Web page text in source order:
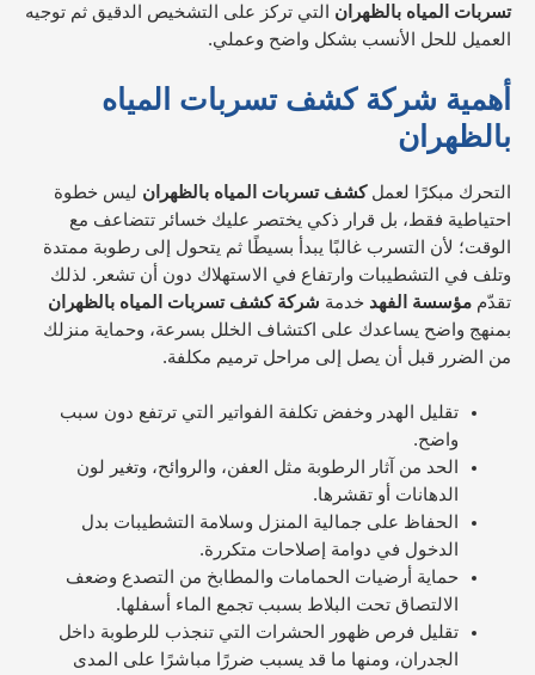
تسربات المياه بالظهران التي تركز على التشخيص الدقيق ثم توجيه
العميل للحل الأنسب بشكل واضح وعملي.
أهمية شركة كشف تسربات المياه
بالظهران
التحرك مبكرًا لعملكشف تسربات المياه بالظهران ليس خطوة
احتياطية فقط، بل قرار ذكي يختصر عليك خسائر تتضاعف مع
الوقت؛ لأن التسرب غالبًا يبدأ بسيطًا ثم يتحول إلى رطوبة ممتدة
وتلف في التشطيبات وارتفاع في الاستهلاك دون أن تشعر. لذلك
تقدّم مؤسسة الفهد خدمة شركة كشف تسربات المياه بالظهران
بمنهج واضح يساعدك على اكتشاف الخلل بسرعة، وحماية منزلك
من الضرر قبل أن يصل إلى مراحل ترميم مكلفة.
تقليل الهدر وخفض تكلفة الفواتير التي ترتفع دون سبب
واضح.
الحد من آثار الرطوبة مثل العفن، والروائح، وتغير لون
الدهانات أو تقشرها.
الحفاظ على جمالية المنزل وسلامة التشطيبات بدل
الدخول في دوامة إصلاحات متكررة.
حماية أرضيات الحمامات والمطابخ من التصدع وضعف
الالتصاق تحت البلاط بسبب تجمع الماء أسفلها.
تقليل فرص ظهور الحشرات التي تنجذب للرطوبة داخل
الجدران، ومنها ما قد يسبب ضررًا مباشرًا على المدى